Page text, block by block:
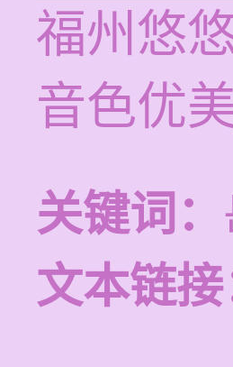
福州悠
音色优
关键词：
文本链接